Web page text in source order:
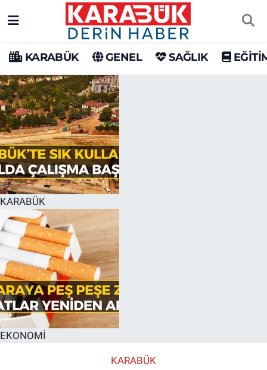
KARABÜK GENEL SAĞLIK
KARABÜK
EKONOMİ
KARABÜK
Karabük Hava Durumu
Karabük Trafik Yoğunluk Haritası
Süper Lig Puan Durumu ve Fikstür
Tüm Manşetler
Son Dakika Haberleri
Haber Arşivi